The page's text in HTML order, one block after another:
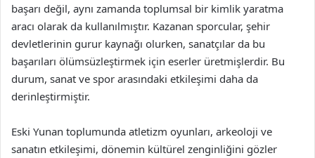
başarı değil, aynı zamanda toplumsal bir kimlik yaratma
aracı olarak da kullanılmıştır. Kazanan sporcular, şehir
devletlerinin gurur kaynağı olurken, sanatçılar da bu
başarıları ölümsüzleştirmek için eserler üretmişlerdir. Bu
durum, sanat ve spor arasındaki etkileşimi daha da
derinleştirmiştir.
Eski Yunan toplumunda atletizm oyunları, arkeoloji ve
sanatın etkileşimi, dönemin kültürel zenginliğini gözler